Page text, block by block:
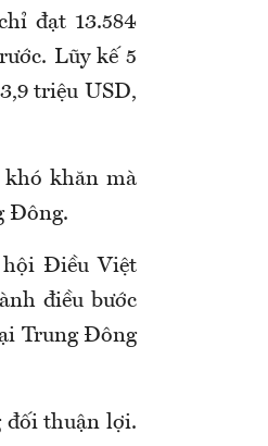
đạt 13.584
Lũy kế 5
triệu USD,
khó khăn mà
Đông.
hội Điều Việt
điều bước
Trung Đông
đối thuận lợi.